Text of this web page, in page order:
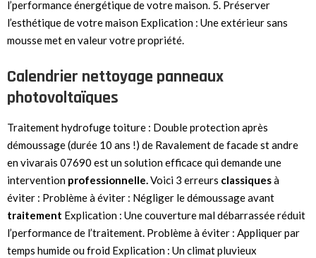
l’performance énergétique de votre maison. 5. Préserver
l’esthétique de votre maison Explication : Une extérieur sans
mousse met en valeur votre propriété.
Calendrier nettoyage panneaux
photovoltaïques
Traitement hydrofuge toiture : Double protection après
démoussage (durée 10 ans !) de Ravalement de facade st andre
en vivarais 07690 est un solution efficace qui demande une
intervention professionnelle.Voici 3 erreurs classiquesà
éviter : Problème à éviter : Négliger le démoussage avant
traitement Explication : Une couverture mal débarrassée réduit
l’performance de l’traitement. Problème à éviter : Appliquer par
temps humide ou froid Explication : Un climat pluvieux